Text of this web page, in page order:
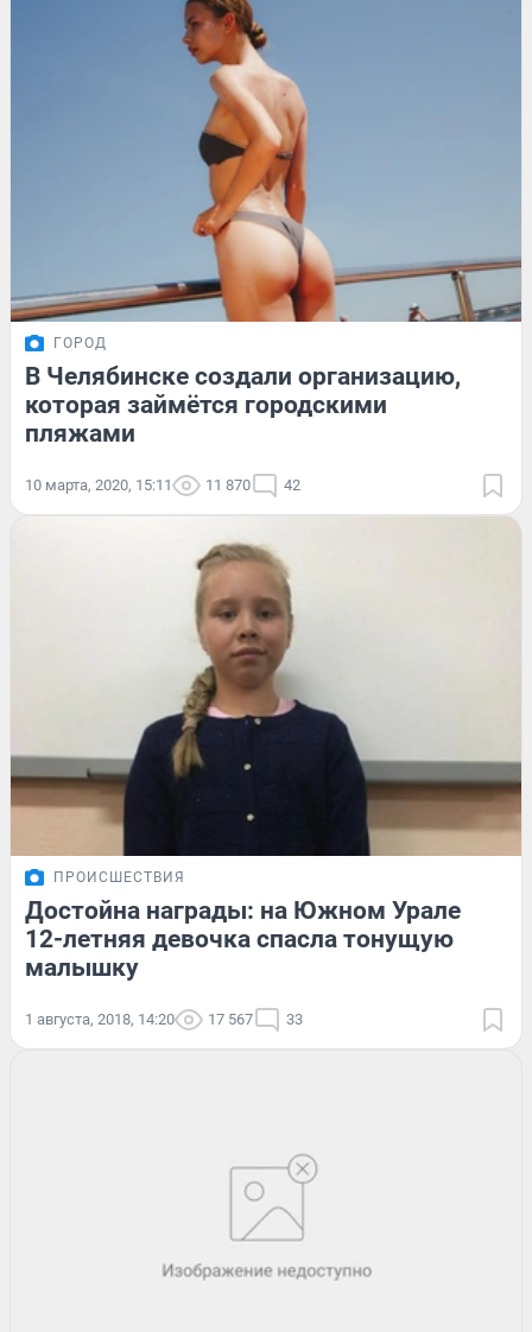
ГОРОД
В Челябинске создали организацию,
которая займётся городскими
пляжами
10 марта, 2020, 15:11 11 870 42
ПРОИСШЕСТВИЯ
Достойна награды: на Южном Урале
12-летняя девочка спасла тонущую
малышку
1 августа, 2018, 14:20 17 567 33